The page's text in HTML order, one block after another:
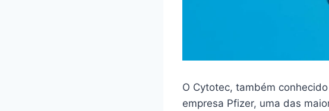
O Cytotec, também
empresa Pfizer, uma das